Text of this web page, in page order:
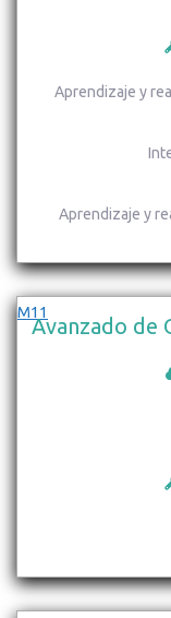
Aprendizaje y
Aprendizaje y
M11
Avanzado de